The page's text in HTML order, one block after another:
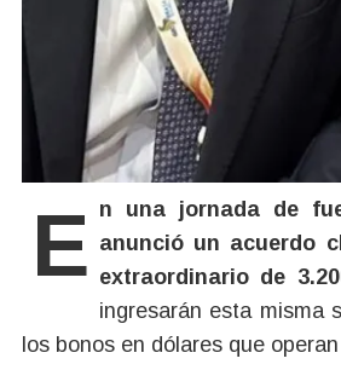
En una jornada de fuerte actividad financiera, el ministro de Economía, Luis Caputo, anunció un acuerdo
extraordinario de
ingresarán esta misma
los bonos en dólares que